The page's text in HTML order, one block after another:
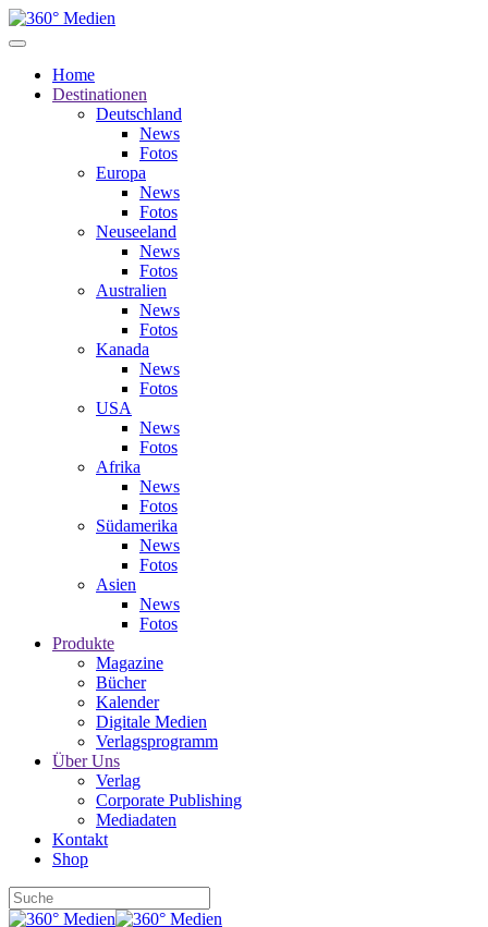
Home
Destinationen
Deutschland
News
Fotos
Europa
News
Fotos
Neuseeland
News
Fotos
Australien
News
Fotos
Kanada
News
Fotos
USA
News
Fotos
Afrika
News
Fotos
Südamerika
News
Fotos
Asien
News
Fotos
Produkte
Magazine
Bücher
Kalender
Digitale Medien
Verlagsprogramm
Über Uns
Verlag
Corporate Publishing
Mediadaten
Kontakt
Shop